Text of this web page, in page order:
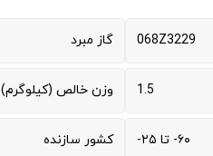
068Z3229
1.5
۶۰- تا ۲۵-
گاز مبرد
وزن خالص (کیلوگرم)
کشور سازنده